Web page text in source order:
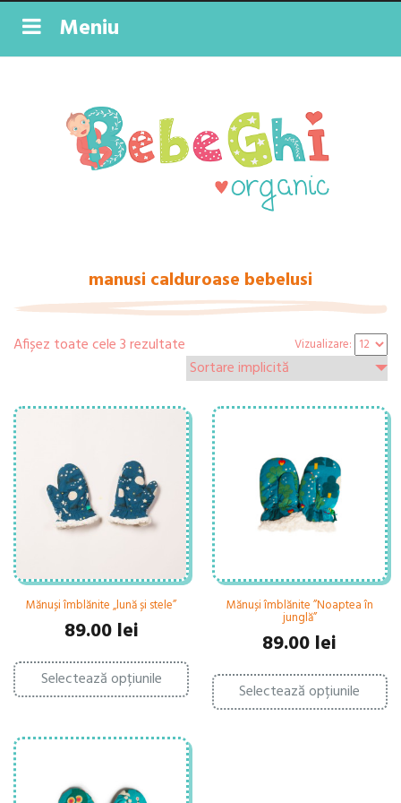
Meniu
manusi calduroase bebelusi
Afișez toate cele 3 rezultate Vizualizare:
Mănuși îmblănite „lună și stele”
89.00 lei
Selectează opțiunile
Acest
produs
are
variații.
Opțiunile
pot
fi
Mănuși îmblănite ”Noaptea în
junglă”
89.00 lei
Selectează opțiunile